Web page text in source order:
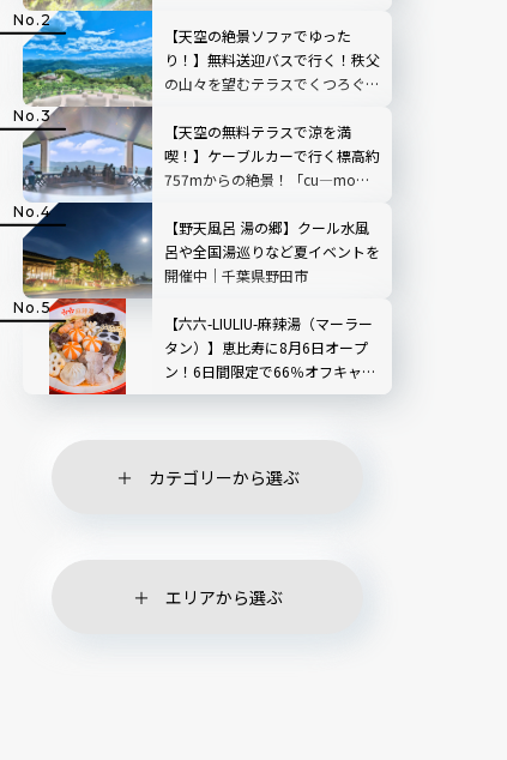
【天空の絶景ソファでゆった
り！】無料送迎バスで行く！秩父
の山々を望むテラスでくつろぐ
レビュー｜埼玉県
【天空の無料テラスで涼を満
喫！】ケーブルカーで行く標高約
757mからの絶景！「cu―mo箱
【野天風呂 湯の郷】クール水風
呂や全国湯巡りなど夏イベントを
開催中｜千葉県野田市
【六六-LIULIU-麻辣湯（マーラー
タン）】恵比寿に8月6日オープ
ン！6日間限定で66％オフキャン
ペーンも
カテゴリーから選ぶ
エリアから選ぶ